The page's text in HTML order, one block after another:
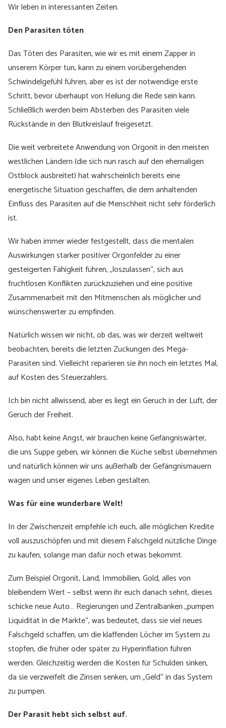
Wir leben in interessanten Zeiten.
Den Parasiten töten
Das Töten des Parasiten, wie wir es mit einem Zapper in
unserem Körper tun, kann zu einem vorübergehenden
Schwindelgefühl führen, aber es ist der notwendige erste
Schritt, bevor überhaupt von Heilung die Rede sein kann.
Schließlich werden beim Absterben des Parasiten viele
Rückstände in den Blutkreislauf freigesetzt.
Die weit verbreitete Anwendung von Orgonit in den meisten
westlichen Ländern (die sich nun rasch auf den ehemaligen
Ostblock ausbreitet) hat wahrscheinlich bereits eine
energetische Situation geschaffen, die dem anhaltenden
Einfluss des Parasiten auf die Menschheit nicht sehr förderlich
ist.
Wir haben immer wieder festgestellt, dass die mentalen
Auswirkungen starker positiver Orgonfelder zu einer
gesteigerten Fähigkeit führen, „loszulassen“, sich aus
fruchtlosen Konflikten zurückzuziehen und eine positive
Zusammenarbeit mit den Mitmenschen als möglicher und
wünschenswerter zu empfinden.
Natürlich wissen wir nicht, ob das, was wir derzeit weltweit
beobachten, bereits die letzten Zuckungen des Mega-
Parasiten sind. Vielleicht reparieren sie ihn noch ein letztes Mal,
auf Kosten des Steuerzahlers.
Ich bin nicht allwissend, aber es liegt ein Geruch in der Luft, der
Geruch der Freiheit.
Also, habt keine Angst, wir brauchen keine Gefängniswärter,
die uns Suppe geben, wir können die Küche selbst übernehmen
und natürlich können wir uns außerhalb der Gefängnismauern
wagen und unser eigenes Leben gestalten.
Was für eine wunderbare Welt!
In der Zwischenzeit empfehle ich euch, alle möglichen Kredite
voll auszuschöpfen und mit diesem Falschgeld nützliche Dinge
zu kaufen, solange man dafür noch etwas bekommt.
Zum Beispiel Orgonit, Land, Immobilien, Gold, alles von
bleibendem Wert – selbst wenn ihr euch danach sehnt, dieses
schicke neue Auto… Regierungen und Zentralbanken „pumpen
Liquidität in die Märkte“, was bedeutet, dass sie viel neues
Falschgeld schaffen, um die klaffenden Löcher im System zu
stopfen, die früher oder später zu Hyperinflation führen
werden. Gleichzeitig werden die Kosten für Schulden sinken,
da sie verzweifelt die Zinsen senken, um „Geld“ in das System
zu pumpen.
Der Parasit hebt sich selbst auf.